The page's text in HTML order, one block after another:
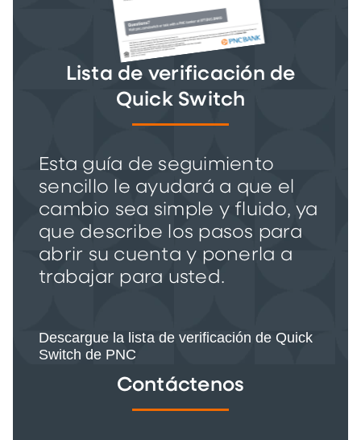
Lista de verificación de
Quick Switch
Esta guía de seguimiento
sencillo le ayudará a que el
cambio sea simple y fluido, ya
que describe los pasos para
abrir su cuenta y ponerla a
trabajar para usted.
Descargue la lista de verificación de Quick
Switch de PNC
Contáctenos